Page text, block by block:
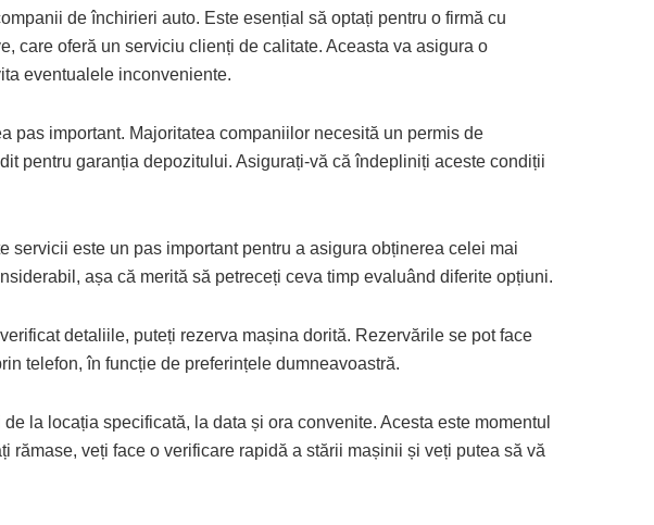
de închirieri auto. Este esențial să optați pentru o firmă cu
care oferă un serviciu clienți de calitate. Aceasta va asigura o
eventualele inconveniente.
pas important. Majoritatea companiilor necesită un permis de
pentru garanția depozitului. Asigurați-vă că îndepliniți aceste condiții
servicii este un pas important pentru a asigura obținerea celei mai
așa că merită să petreceți ceva timp evaluând diferite opțiuni.
detaliile, puteți rezerva mașina dorită. Rezervările se pot face
telefon, în funcție de preferințele dumneavoastră.
la locația specificată, la data și ora convenite. Acesta este momentul
rămase, veți face o verificare rapidă a stării mașinii și veți putea să vă